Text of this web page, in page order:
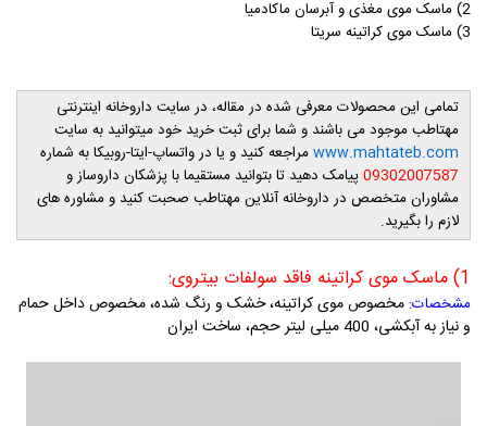
2) ماسک موی مغذی و آبرسان ماکادمیا
3) ماسک موی کراتینه سریتا
تمامی این محصولات معرفی شده در مقاله، در سایت داروخانه اینترنتی
مهتاطب موجود می باشند و شما برای ثبت خرید خود میتوانید به سایت
www.mahtateb.comمراجعه کنید و یا در واتساپ-ایتا-روبیکا به شماره
09302007587پیامک دهید تا بتوانید مستقیما با پزشکان داروساز و
مشاوران متخصص در داروخانه آنلاین مهتاطب صحبت کنید و مشاوره های
لازم را بگیرید.
1) ماسک موی کراتینه فاقد سولفات بیتروی:
مشخصات: مخصوص موی کراتینه، خشک و رنگ شده، مخصوص داخل حمام
و نیاز به آبکشی، 400 میلی لیتر حجم، ساخت ایران